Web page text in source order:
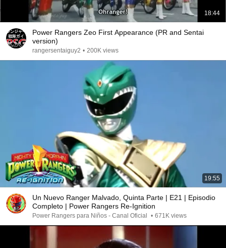
18:44
Power Rangers Zeo First Appearance (PR and Sentai
version)
rangersentaiguy2 • 200K views
19:55
Un Nuevo Ranger Malvado, Quinta Parte | E21 | Episodio
Completo | Power Rangers Re-Ignition
Power Rangers para Niños - Canal Oficial • 671K views